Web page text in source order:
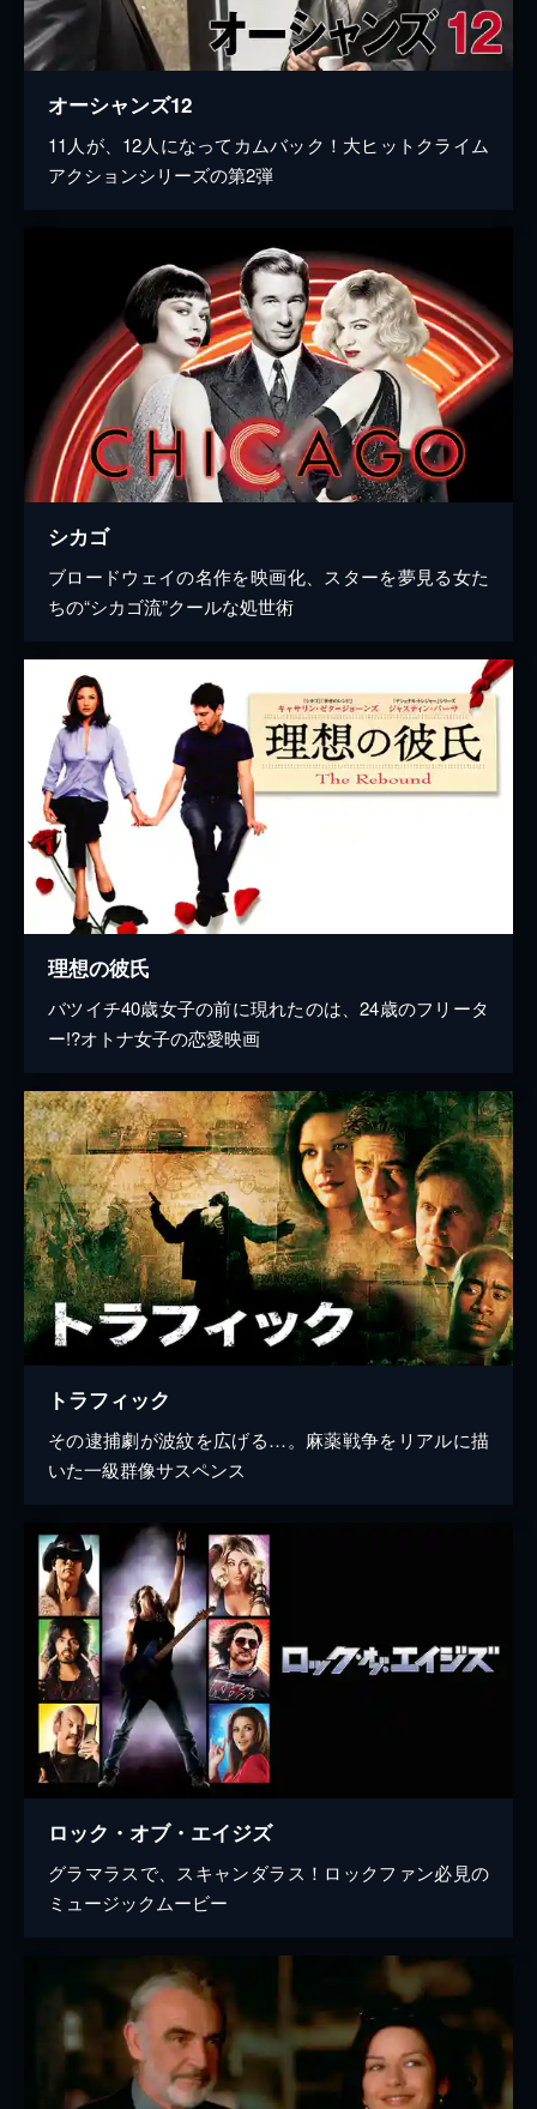
オーシャンズ12
11人が、12人になってカムバック！大ヒットクライム
アクションシリーズの第2弾
シカゴ
ブロードウェイの名作を映画化、スターを夢見る女た
ちの“シカゴ流”クールな処世術
理想の彼氏
バツイチ40歳女子の前に現れたのは、24歳のフリータ
ー!?オトナ女子の恋愛映画
トラフィック
その逮捕劇が波紋を広げる…。麻薬戦争をリアルに描
いた一級群像サスペンス
ロック・オブ・エイジズ
グラマラスで、スキャンダラス！ロックファン必見の
ミュージックムービー